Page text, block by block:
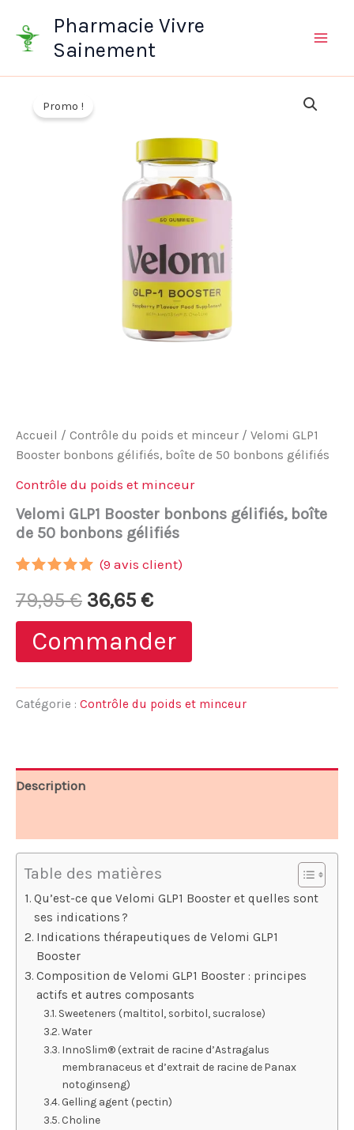
contenu
Pharmacie Vivre
Sainement
Promo !
Accueil / Contrôle du poids et minceur / Velomi GLP1
Booster bonbons gélifiés, boîte de 50 bonbons gélifiés
Contrôle du poids et minceur
Velomi GLP1 Booster bonbons gélifiés, boîte
de 50 bonbons gélifiés
sur 5
basé sur
notations
client
(9 avis client)
79,95€ Le
prix
initial
était :
36,65 €Le
prix
actuel
est :
Commander
Catégorie : Contrôle du poids et minceur
Description
Table des matières
Qu’est-ce que Velomi GLP1 Booster et quelles sont
ses indications ?
Indications thérapeutiques de Velomi GLP1
Booster
Composition de Velomi GLP1 Booster : principes
actifs et autres composants
Sweeteners (maltitol, sorbitol, sucralose)
Water
InnoSlim® (extrait de racine d’Astragalus
membranaceus et d’extrait de racine de Panax
notoginseng)
Gelling agent (pectin)
Choline